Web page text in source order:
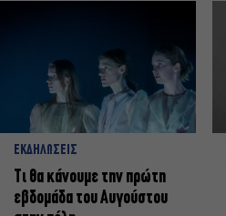
ΕΚΔΗΛΩΣΕΙΣ
Τι θα κάνουμε την πρώτη
εβδομάδα του Αυγούστου